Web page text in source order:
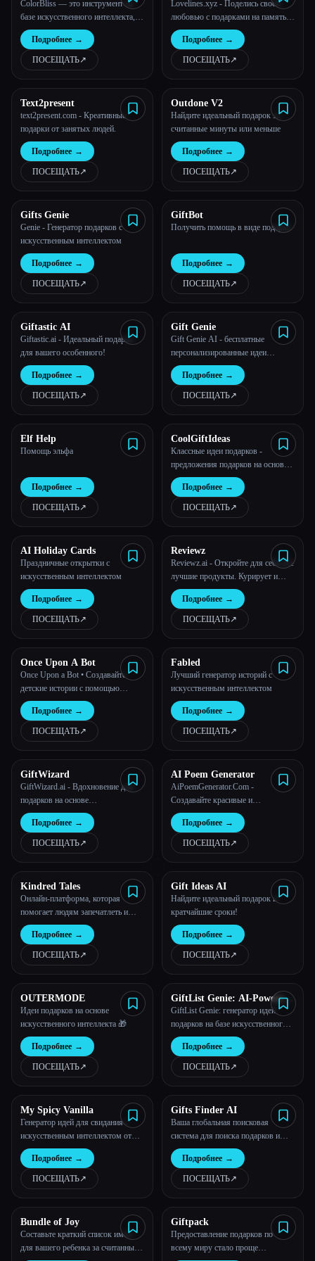
О нас
ColorBliss — это инструмент на
базе искусственного интеллекта,
который позволяет создавать,
сохранять и распечатывать
уникальные пользовательские
раскраски с помощью текстовых
фотографии и даже собственные
фотографии.
Подробнее →
ПОСЕЩАТЬ↗︎
Lovelines.xyz - Поделись своей
любовью с подарками на память,
сделанными искусственным
интеллектом
Подробнее →
ПОСЕЩАТЬ↗︎
Text2present
text2present.com - Креативные
подарки от занятых людей.
Подробнее →
ПОСЕЩАТЬ↗︎
Outdone V2
Найдите идеальный подарок за
считанные минуты или меньше
Подробнее →
ПОСЕЩАТЬ↗︎
Gifts Genie
Genie - Генератор подарков с
искусственным интеллектом
Подробнее →
ПОСЕЩАТЬ↗︎
GiftBot
Получить помощь в виде подарка
Подробнее →
ПОСЕЩАТЬ↗︎
Giftastic AI
Giftastic.ai - Идеальный подарок
для вашего особенного!
Подробнее →
ПОСЕЩАТЬ↗︎
Gift Genie
Gift Genie AI - бесплатные
персонализированные идеи
подарков на Рождество, дни
рождения, праздники и т. д.!
Подробнее →
ПОСЕЩАТЬ↗︎
Elf Help
Помощь эльфа
Подробнее →
ПОСЕЩАТЬ↗︎
CoolGiftIdeas
Классные идеи подарков -
предложения подарков на основе
искусственного интеллекта
Подробнее →
ПОСЕЩАТЬ↗︎
AI Holiday Cards
Праздничные открытки с
искусственным интеллектом
Подробнее →
ПОСЕЩАТЬ↗︎
Reviewz
Reviewz.ai - Откройте для себя все
лучшие продукты. Курирует и
рекомендует AI.
Подробнее →
ПОСЕЩАТЬ↗︎
Once Upon A Bot
Once Upon a Bot • Создавайте
детские истории с помощью
искусственного интеллекта
Подробнее →
ПОСЕЩАТЬ↗︎
Fabled
Лучший генератор историй с
искусственным интеллектом
Подробнее →
ПОСЕЩАТЬ↗︎
GiftWizard
GiftWizard.ai - Вдохновение для
подарков на основе
искусственного интеллекта
Подробнее →
ПОСЕЩАТЬ↗︎
AI Poem Generator
AiPoemGenerator.Com -
Создавайте красивые и
уникальные стихи без особых
усилий.
Подробнее →
ПОСЕЩАТЬ↗︎
Kindred Tales
Онлайн-платформа, которая
помогает людям запечатлеть и
сохранить истории своей жизни в
красивой книге в твердом
переплете
Подробнее →
ПОСЕЩАТЬ↗︎
Gift Ideas AI
Найдите идеальный подарок в
кратчайшие сроки!
Подробнее →
ПОСЕЩАТЬ↗︎
OUTERMODE
Идеи подарков на основе
искусственного интеллекта 🎁
Подробнее →
ПОСЕЩАТЬ↗︎
GiftList Genie: AI-Powered
Gift Ideas Generator
GiftList Genie: генератор идей
подарков на базе искусственного
интеллекта
Подробнее →
ПОСЕЩАТЬ↗︎
My Spicy Vanilla
Генератор идей для свидания с
искусственным интеллектом от
My Spicy
Подробнее →
ПОСЕЩАТЬ↗︎
Gifts Finder AI
Ваша глобальная поисковая
система для поиска подарков и
впечатлений
Подробнее →
ПОСЕЩАТЬ↗︎
Bundle of Joy
Составьте краткий список имен
для вашего ребенка за считанные
Giftpack
Предоставление подарков по
всему миру стало проще